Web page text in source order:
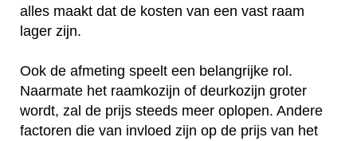
alles maakt dat de kosten van een vast raam
lager zijn.
Ook de afmeting speelt een belangrijke rol.
Naarmate het raamkozijn of deurkozijn groter
wordt, zal de prijs steeds meer oplopen. Andere
factoren die van invloed zijn op de prijs van het